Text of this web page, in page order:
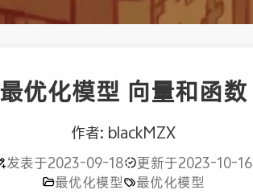
最优化模型 向量和函数
作者: blackMZX
发表于2023-09-18
更新于2023-10-16
最优化模型
最优化模型